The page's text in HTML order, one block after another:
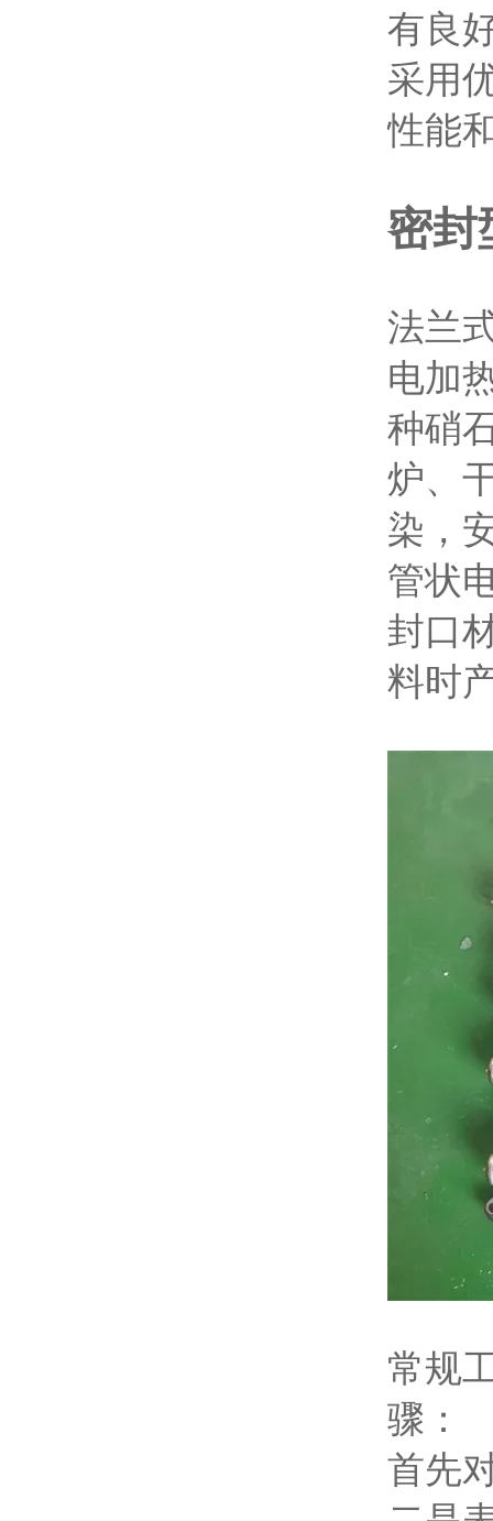
有良
采用
性能
密封
法兰
电加
种硝
炉、
染，
管状
封口
料时
常规
骤：
首先